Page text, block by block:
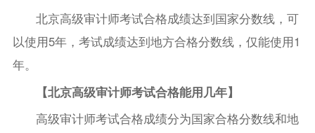
北京高级审计师考试合格成绩达到国家分数线，可
以使用5年，考试成绩达到地方合格分数线，仅能使用1
年。
【北京高级审计师考试合格能用几年】
高级审计师考试合格成绩分为国家合格分数线和地